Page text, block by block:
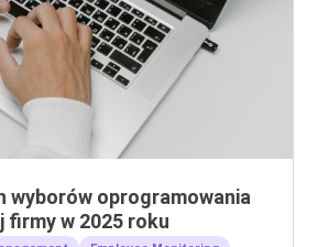
wyborów oprogramowania
firmy w 2025 roku